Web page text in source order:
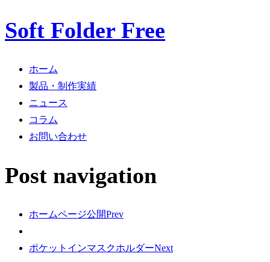
Soft Folder Free
ホーム
製品・制作実績
ニュース
コラム
お問い合わせ
Post navigation
ホームページ公開Prev
ポケットインマスクホルダーNext